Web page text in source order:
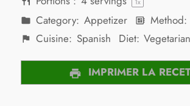
Category: Appetizer Method:
Cuisine: Spanish Diet: Vegetarian
IMPRIMER LA